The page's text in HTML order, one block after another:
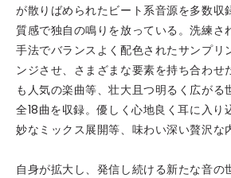
が散りばめられたビート系音源を多数収
質感で独自の鳴りを放っている。洗練さ
手法でバランスよく配色されたサンプリ
ンジさせ、さまざまな要素を持ち合わせ
も人気の楽曲等、壮大且つ明るく広がる
全18曲を収録。優しく心地良く耳に入り
妙なミックス展開等、味わい深い贅沢な
自身が拡大し、発信し続ける新たな音の